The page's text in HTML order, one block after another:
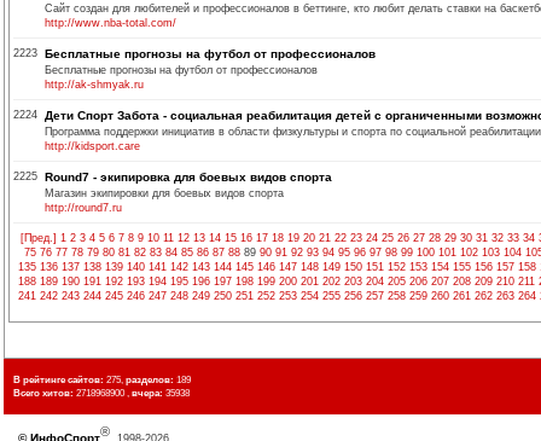
Сайт создан для любителей и профессионалов в беттинге, кто любит делать ставки на
http://www.nba-total.com/
2223 Бесплатные прогнозы на футбол от профессионалов
Бесплатные прогнозы на футбол от профессионалов
http://ak-shmyak.ru
2224 Дети Спорт Забота - cоциальная реабилитация детей с органиченными
Программа поддержки инициатив в области физкультуры и спорта по социальной
http://kidsport.care
2225 Round7 - экипировка для боевых видов спорта
Магазин экипировки для боевых видов спорта
http://round7.ru
[Пред.] 1 2 3 4 5 6 7 8 9 10 11 12 13 14 15 16 17 18 19 20 21 22 23 24 25 26 27 28 29 30 31 32 33 34
75 76 77 78 79 80 81 82 83 84 85 86 87 8889 90 91 92 93 94 95 96 97 98 99 100 101 102 103 104
135 136 137 138 139 140 141 142 143 144 145 146 147 148 149 150 151 152 153 154 155 156 157 158
188 189 190 191 192 193 194 195 196 197 198 199 200 201 202 203 204 205 206 207 208 209 210 211
241 242 243 244 245 246 247 248 249 250 251 252 253 254 255 256 257 258 259 260 261 262 263 264
В рейтинге сайтов: 275, разделов: 189
Всего хитов: 2718968900 , вчера: 35938
© ИнфоСпорт®
, 1998-2026